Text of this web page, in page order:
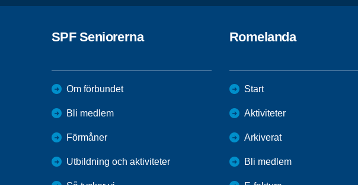
SPF Seniorerna
Om förbundet
Bli medlem
Förmåner
Utbildning och aktiviteter
Romelanda
Start
Aktiviteter
Arkiverat
Bli medlem